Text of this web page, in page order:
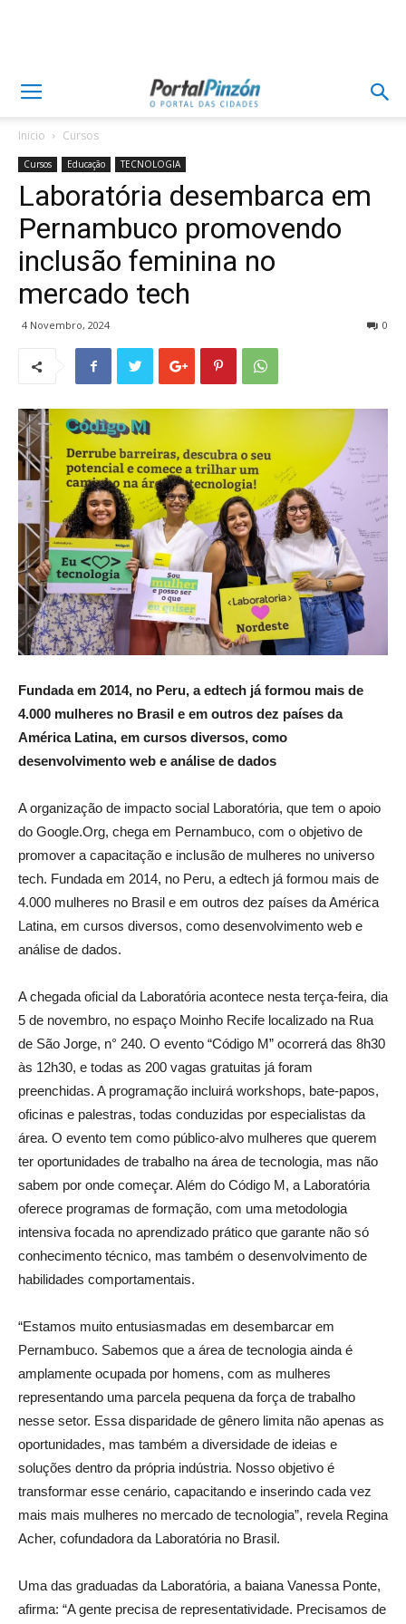
Inicio Cursos
Cursos Educação TECNOLOGIA
Laboratória desembarca em
Pernambuco promovendo
inclusão feminina no
mercado tech
4 Novembro, 2024 0
Fundada em 2014, no Peru, a edtech já formou mais de
4.000 mulheres no Brasil e em outros dez países da
América Latina, em cursos diversos, como
desenvolvimento web e análise de dados
A organização de impacto social Laboratória, que tem o apoio
do Google.Org, chega em Pernambuco, com o objetivo de
promover a capacitação e inclusão de mulheres no universo
tech. Fundada em 2014, no Peru, a edtech já formou mais de
4.000 mulheres no Brasil e em outros dez países da América
Latina, em cursos diversos, como desenvolvimento web e
análise de dados.
A chegada oficial da Laboratória acontece nesta terça-feira, dia
5 de novembro, no espaço Moinho Recife localizado na Rua
de São Jorge, n° 240. O evento “Código M” ocorrerá das 8h30
às 12h30, e todas as 200 vagas gratuitas já foram
preenchidas. A programação incluirá workshops, bate-papos,
oficinas e palestras, todas conduzidas por especialistas da
área. O evento tem como público-alvo mulheres que querem
ter oportunidades de trabalho na área de tecnologia, mas não
sabem por onde começar. Além do Código M, a Laboratória
oferece programas de formação, com uma metodologia
intensiva focada no aprendizado prático que garante não só
conhecimento técnico, mas também o desenvolvimento de
habilidades comportamentais.
“Estamos muito entusiasmadas em desembarcar em
Pernambuco. Sabemos que a área de tecnologia ainda é
amplamente ocupada por homens, com as mulheres
representando uma parcela pequena da força de trabalho
nesse setor. Essa disparidade de gênero limita não apenas as
oportunidades, mas também a diversidade de ideias e
soluções dentro da própria indústria. Nosso objetivo é
transformar esse cenário, capacitando e inserindo cada vez
mais mais mulheres no mercado de tecnologia”, revela Regina
Acher, cofundadora da Laboratória no Brasil.
Uma das graduadas da Laboratória, a baiana Vanessa Ponte,
afirma: “A gente precisa de representatividade. Precisamos de